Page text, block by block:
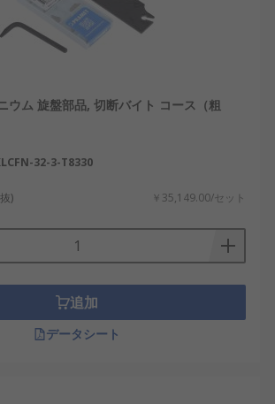
ム 旋盤部品, 切断バイト コース（粗
32-3-T8330
) ￥35,149.00/セット
追加
データシート